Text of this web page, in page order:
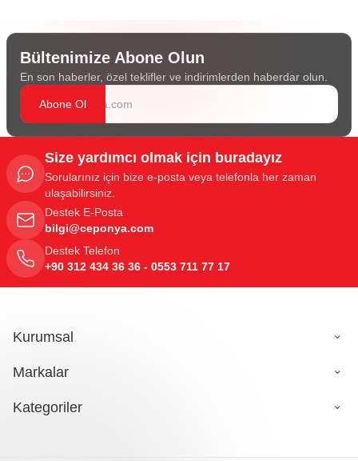
Bültenimize Abone Olun
En son haberler, özel teklifler ve indirimlerden haberdar olun.
Abone Ol
Size yardımcı olmak için buradayız
Sorularınız için bize e-posta veya telefonla her zaman
ulaşabilirsiniz.
Destek E-Posta
bilgi@ceponya.com
Destek Telefon
+90 312 434 36 36 - 0553 711 77 17
Kurumsal
Markalar
Kategoriler